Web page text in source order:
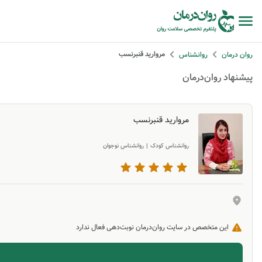
روان درمان روانشناس مروارید قنبرنسب
پیشنهاد روان‌درمان
مروارید قنبرنسب
روانشناس کودک | روانشناس نوجوان
این متخصص در سایت روان‌درمان نوبت‌دهی فعال ندارد